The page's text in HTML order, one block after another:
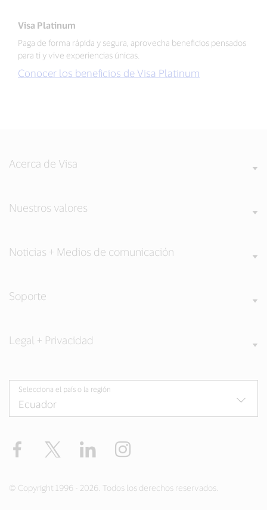
Visa Platinum
Paga de forma rápida y segura, aprovecha beneficios pensados
para ti y vive experiencias únicas.
Conocer los beneficios de Visa Platinum
Acerca de Visa
Nuestros valores
Noticias + Medios de comunicación
Soporte
Legal + Privacidad
Selecciona el país o la región
Facebook Twitter LinkedIn
© Copyright 1996 - 2026. Todos los derechos reservados.